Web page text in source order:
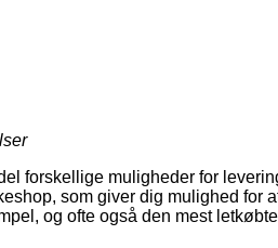
forskellige muligheder for
som giver dig mulighed for
og ofte også den mest